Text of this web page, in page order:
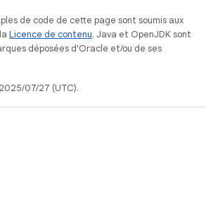
de code de cette page sont soumis aux
Licence de contenu. Java et OpenJDK sont
déposées d'Oracle et/ou de ses
07/27 (UTC).